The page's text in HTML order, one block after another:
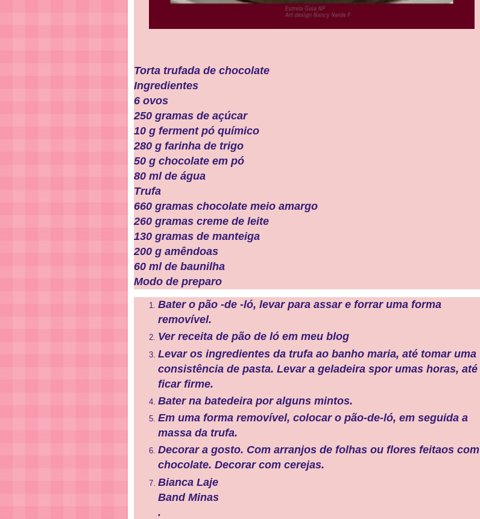
Torta trufada de chocolate
Ingredientes
6 ovos
250 gramas de açúcar
10 g ferment pó químico
280 g farinha de trigo
50 g chocolate em pó
80 ml de água
Trufa
660 gramas chocolate meio amargo
260 gramas creme de leite
130 gramas de manteiga
200 g amêndoas
60 ml de baunilha
Modo de preparo
Bater o pão -de -ló, levar para assar e forrar uma forma
removível.
Ver receita de pão de ló em meu blog
Levar os ingredientes da trufa ao banho maria, até tomar uma
consistência de pasta. Levar a geladeira spor umas horas, até
ficar firme.
Bater na batedeira por alguns mintos.
Em uma forma removível, colocar o pão-de-ló, em seguida a
massa da trufa.
Decorar a gosto. Com arranjos de folhas ou flores feitaos com
chocolate. Decorar com cerejas.
Bianca Laje
Band Minas
.